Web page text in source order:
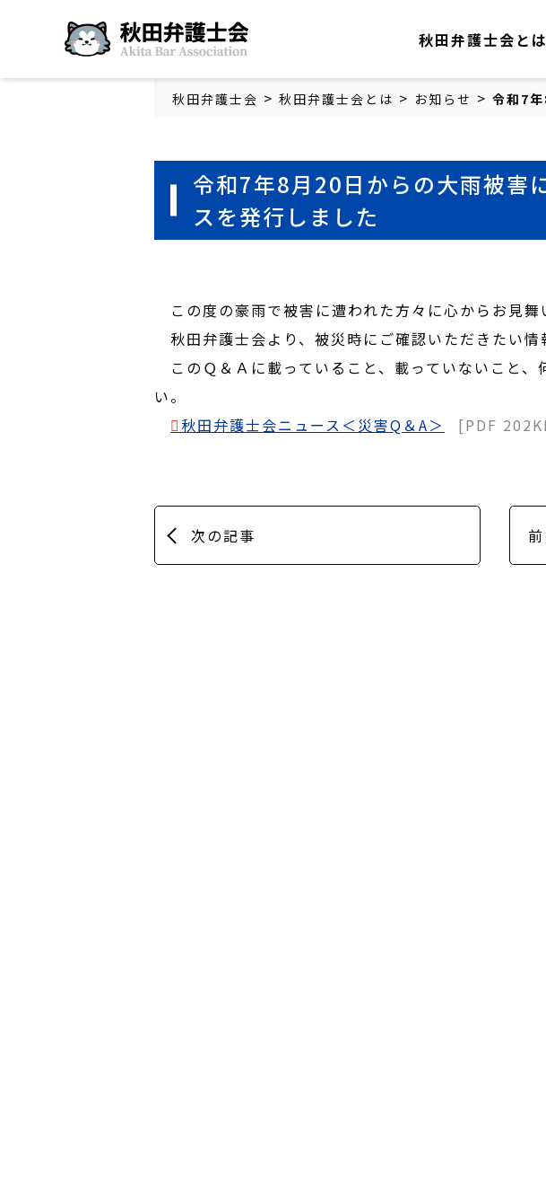
秋田弁護士会 秋田弁護士会とは
秋田弁護士会 > 秋田弁護士会とは > お知らせ > 令和7
令和7年8月20日からの大雨被害
スを発行しました
この度の豪雨で被害に遭われた方々に心からお見舞
秋田弁護士会より、被災時にご確認いただきたい情
このＱ＆Ａに載っていること、載っていないこと、
い。
秋田弁護士会ニュース＜災害Q＆A＞
[PDF
次の記事